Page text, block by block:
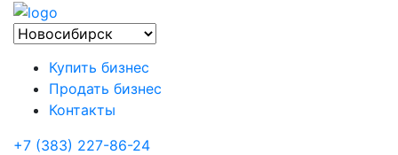
Купить бизнес
Продать бизнес
Контакты
+7 (383) 227-86-24